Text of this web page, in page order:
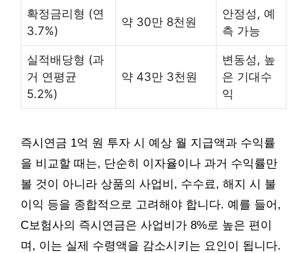
확정금리형 (연
3.7%)
약 30만 8천원
안정성, 예
측 가능
실적배당형 (과
거 연평균
5.2%)
약 43만 3천원
변동성, 높
은 기대수
익
즉시연금 1억 원 투자 시 예상 월 지급액과 수익률
을 비교할 때는, 단순히 이자율이나 과거 수익률만
볼 것이 아니라 상품의 사업비, 수수료, 해지 시 불
이익 등을 종합적으로 고려해야 합니다. 예를 들어,
C보험사의 즉시연금은 사업비가 8%로 높은 편이
며, 이는 실제 수령액을 감소시키는 요인이 됩니다.